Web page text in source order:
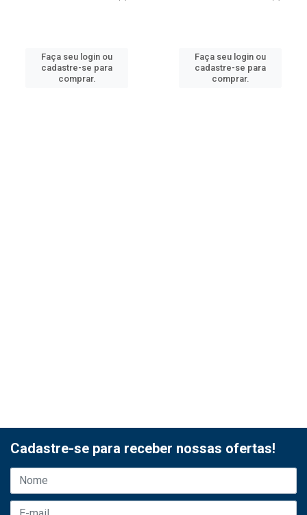
Faça seu login ou
cadastre-se para
comprar.
Faça seu login ou
cadastre-se para
comprar.
Cadastre-se para receber nossas ofertas!